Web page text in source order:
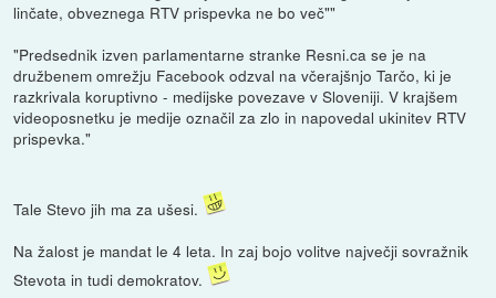
linčate, obveznega RTV prispevka ne bo več""
"Predsednik izven parlamentarne stranke Resni.ca se je na
družbenem omrežju Facebook odzval na včerajšnjo Tarčo, ki je
razkrivala koruptivno - medijske povezave v Sloveniji. V krajšem
videoposnetku je medije označil za zlo in napovedal ukinitev RTV
prispevka."
Tale Stevo jih ma za ušesi.
Na žalost je mandat le 4 leta. In zaj bojo volitve največji sovražnik
Stevota in tudi demokratov.